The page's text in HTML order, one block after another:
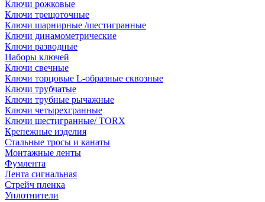
Ключи рожковые
Ключи трещоточные
Ключи шарнирные /шестигранные
Ключи динамометрические
Ключи разводные
Наборы ключей
Ключи свечные
Ключи торцовые L-образные сквозные
Ключи трубчатые
Ключи трубные рычажные
Ключи четырехгранные
Ключи шестигранные/ TORX
Крепежные изделия
Стальные тросы и канаты
Монтажные ленты
Фумлента
Лента сигнальная
Стрейч пленка
Уплотнители